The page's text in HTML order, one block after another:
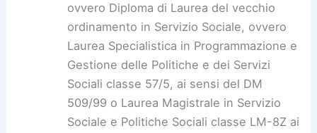
ovvero Diploma di Laurea del vecchio
ordinamento in Servizio Sociale, ovvero
Laurea Specialistica in Programmazione e
Gestione delle Politiche e dei Servizi
Sociali classe 57/5, ai sensi del DM
509/99 o Laurea Magistrale in Servizio
Sociale e Politiche Sociali classe LM-8Z ai